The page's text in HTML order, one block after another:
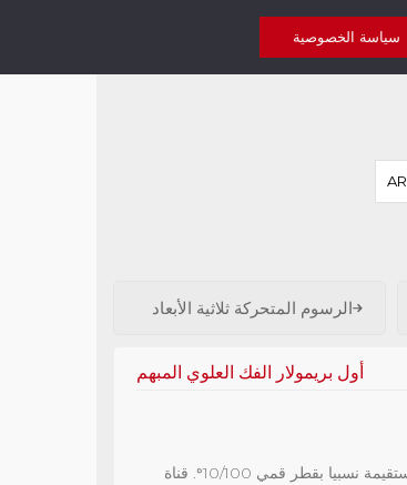
AR
الرسوم المتحركة ثلاثية الأبعاد
أول بريمولار الفك العلوي المبهم
نسبيا بقطر قمي 10/100
ه. قناة
سياسة الخصوصية